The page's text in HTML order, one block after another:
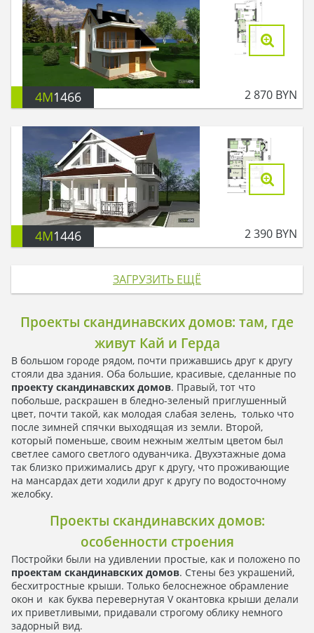
4M1466 2 870 BYN
4M1446 2 390 BYN
ЗАГРУЗИТЬ ЕЩЁ
Проекты скандинавских домов: там, где
живут Кай и Герда
В большом городе рядом, почти прижавшись друг к другу
стояли два здания. Оба большие, красивые, сделанные по
проекту скандинавских домов. Правый, тот что
побольше, раскрашен в бледно-зеленый приглушенный
цвет, почти такой, как молодая слабая зелень, только что
после зимней спячки выходящая из земли. Второй,
который поменьше, своим нежным желтым цветом был
светлее самого светлого одуванчика. Двухэтажные дома
так близко прижимались друг к другу, что проживающие
на мансардах дети ходили друг к другу по водосточному
желобку.
Проекты скандинавских домов:
особенности строения
Постройки были на удивлении простые, как и положено по
проектам скандинавских домов. Стены без украшений,
бесхитростные крыши. Только белоснежное обрамление
окон и как буква перевернутая V окантовка крыши делали
их приветливыми, придавали строгому облику немного
задорный вид.